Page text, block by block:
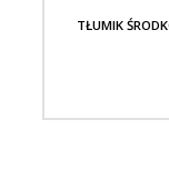
TŁUMIK